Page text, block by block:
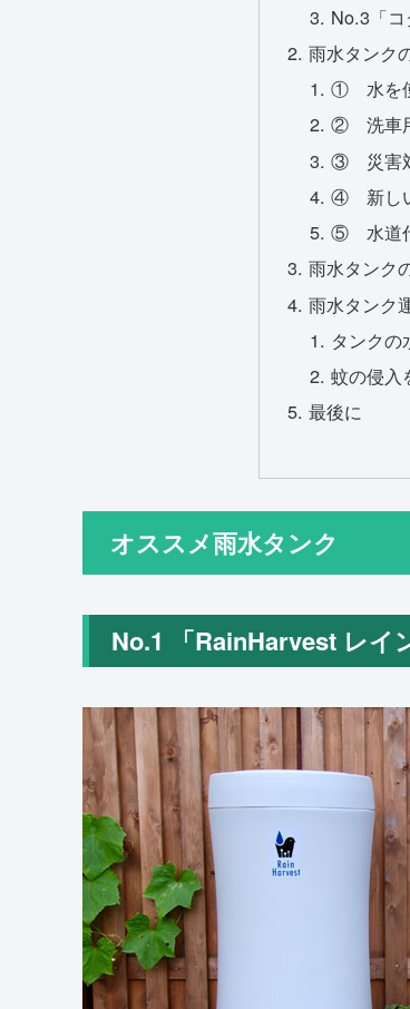
No.3「
雨水タンク
① 水を
② 洗車
③ 災害
④ 新し
⑤ 水道
雨水タンク
雨水タンク
タンクの
蚊の侵入
最後に
オススメ雨水タンク
No.1 「RainHarvest レイ